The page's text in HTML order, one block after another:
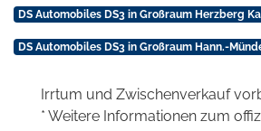
DS Automobiles DS3 in Großraum Herzberg
DS Automobiles DS3 in Großraum Hann.-
Irrtum und Zwischenverkauf
* Weitere Informationen zum